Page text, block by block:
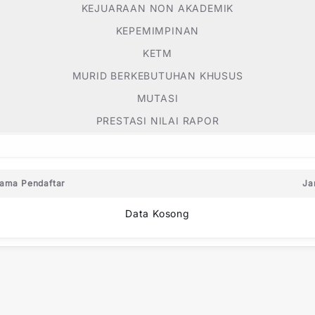
KEJUARAAN NON AKADEMIK
KEPEMIMPINAN
KETM
MURID BERKEBUTUHAN KHUSUS
MUTASI
PRESTASI NILAI RAPOR
Pendaftar
Data Kosong